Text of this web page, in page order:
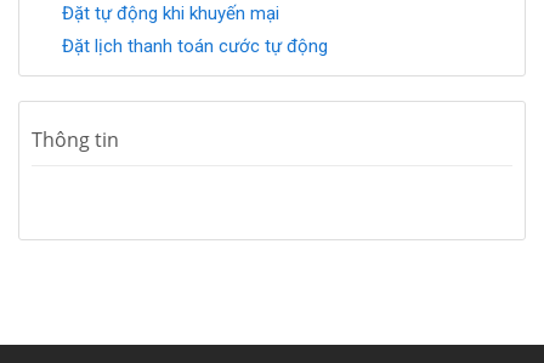
Đặt tự động khi khuyến mại
Đặt lịch thanh toán cước tự động
Thông tin